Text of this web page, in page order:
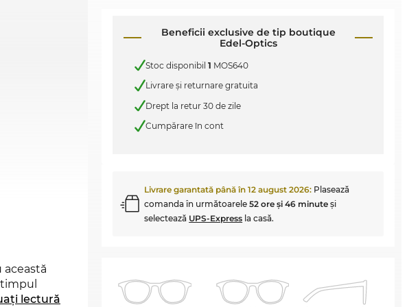
fi lalectură
Beneficii exclusive de tip boutique
Edel-Optics
Stoc disponibil1 MOS640
Livrare şi returnare gratuita
Drept la retur 30 de zile
Cumpărare în cont
Livrare garantată până în12 august 2026: Plasează
comanda în următoarele52 ore şi 46 minute şi
selectează UPS-Express la casă.